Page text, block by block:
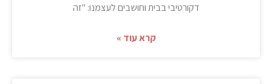
דקורטיבי בבית וחושבים לעצמנו: "זה
קרא עוד »